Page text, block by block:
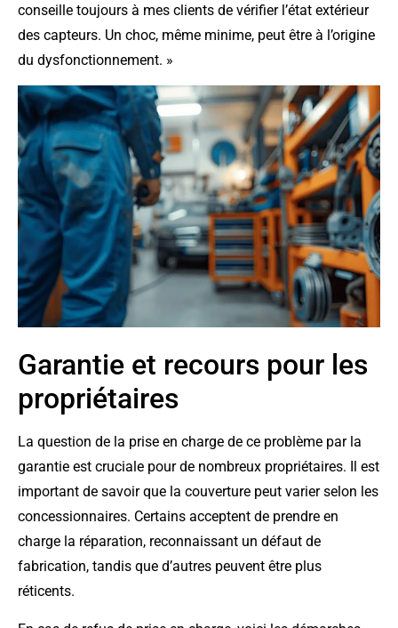
conseille toujours à mes clients de vérifier l’état extérieur
des capteurs. Un choc, même minime, peut être à l’origine
du dysfonctionnement. »
Garantie et recours pour les
propriétaires
La question de la prise en charge de ce problème par la
garantie est cruciale pour de nombreux propriétaires. Il est
important de savoir que la couverture peut varier selon les
concessionnaires. Certains acceptent de prendre en
charge la réparation, reconnaissant un défaut de
fabrication, tandis que d’autres peuvent être plus
réticents.